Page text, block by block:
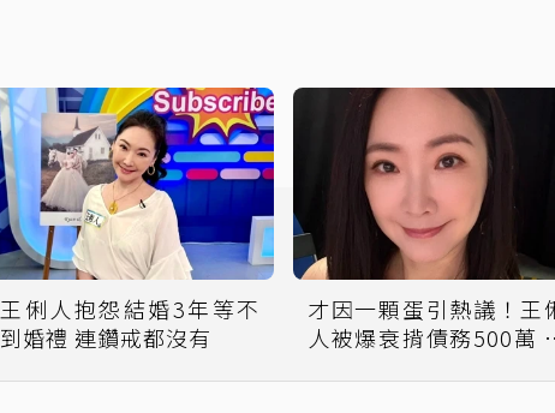
王俐人抱怨結婚3年等不
到婚禮 連鑽戒都沒有
才因一顆蛋引熱議！王
人被爆衰揹債務500萬 追